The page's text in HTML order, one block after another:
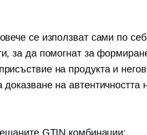
се използват сами по
за да помогнат за
на продукта и
на автентичността
GTIN комбинации: